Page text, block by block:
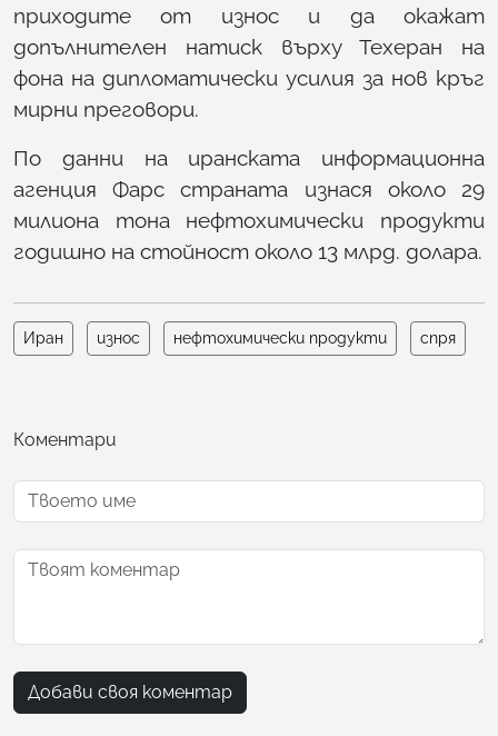
приходите от износ и да окажат
допълнителен натиск върху Техеран на
фона на дипломатически усилия за нов кръг
мирни преговори.
По данни на иранската информационна
агенция Фарс страната изнася около 29
милиона тона нефтохимически продукти
годишно на стойност около 13 млрд. долара.
Иран износ нефтохимически продукти спря
Коментари
Добави своя коментар